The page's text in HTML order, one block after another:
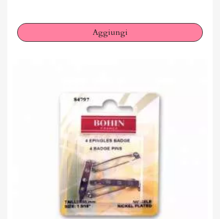
Aggiungi